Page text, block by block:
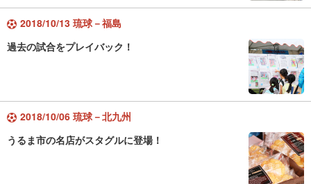
2018/10/13 琉球－福島
過去の試合をプレイバック！
2018/10/06 琉球－北九州
うるま市の名店がスタグルに登場！